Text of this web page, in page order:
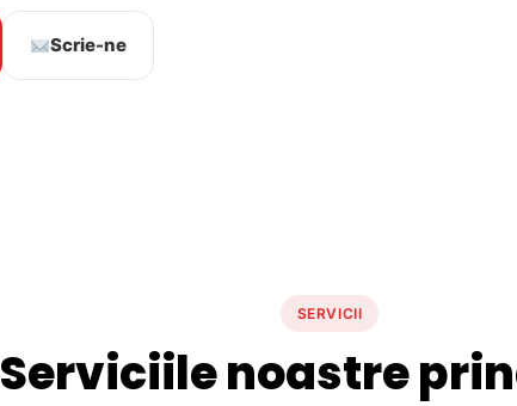
Scrie-ne
SERVICII
Serviciile noastre